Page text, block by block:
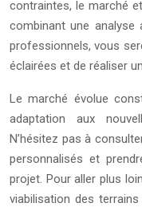
contraintes, le marché
combinant une
professionnels, vous
éclairées et de réaliser
Le marché évolue
adaptation aux
N’hésitez pas à
personnalisés et
projet. Pour aller plus
viabilisation des